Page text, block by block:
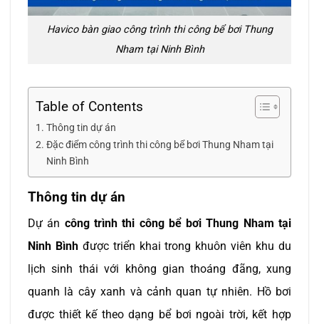
Havico bàn giao công trình thi công bể bơi Thung
Nham tại Ninh Bình
Table of Contents
Thông tin dự án
Đặc điểm công trình thi công bể bơi Thung Nham tại
Ninh Bình
Thông tin dự án
Dự án công trình thi công bể bơi Thung Nham tại
Ninh Bìnhđược triển khai trong khuôn viên khu du
lịch sinh thái với không gian thoáng đãng, xung
quanh là cây xanh và cảnh quan tự nhiên. Hồ bơi
được thiết kế theo dạng bể bơi ngoài trời, kết hợp